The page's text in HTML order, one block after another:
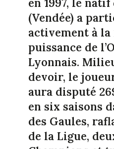
en 1997, le
(Vendée) a
activement à la
puissance de
Lyonnais.
devoir, le
aura disputé
en six saisons
des Gaules,
de la Ligue,